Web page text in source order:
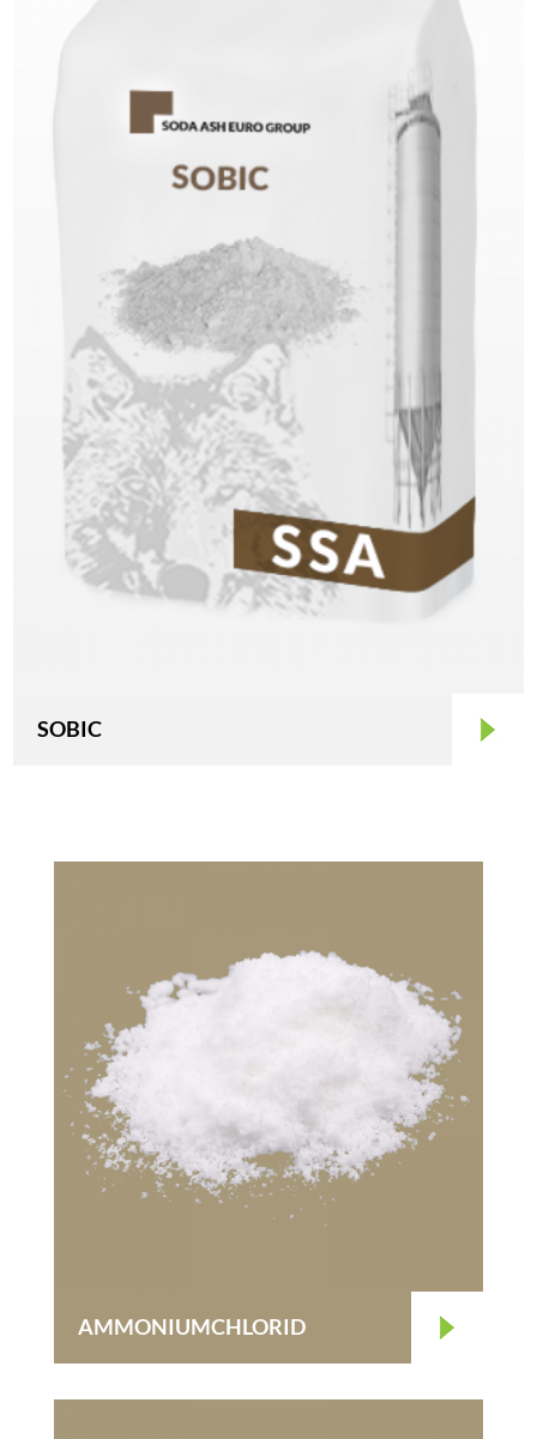
SOBIC
AMMONIUMCHLORID